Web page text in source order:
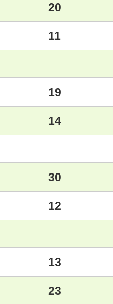
20
11
19
14
30
12
13
23